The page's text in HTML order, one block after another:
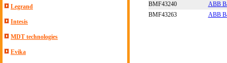
Legrand
Intesis
MDT technologies
Evika
BMF43240
ABB
BMF43263
ABB